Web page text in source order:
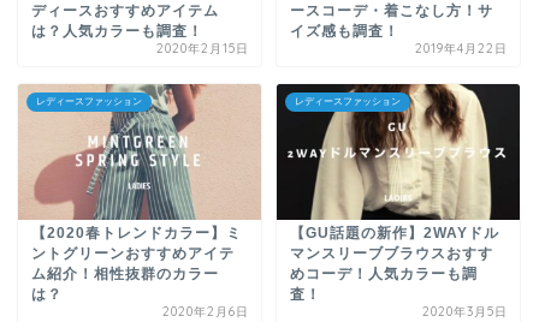
ディースおすすめアイテム
は？人気カラーも調査！
2020年2月15日
ースコーデ・着こなし方！サ
イズ感も調査！
2019年4月22日
レディースファッション
【2020春トレンドカラー】ミ
ントグリーンおすすめアイテ
ム紹介！相性抜群のカラー
は？
2020年2月6日
レディースファッション
【GU話題の新作】2WAYドル
マンスリーブブラウスおすす
めコーデ！人気カラーも調
査！
2020年3月5日